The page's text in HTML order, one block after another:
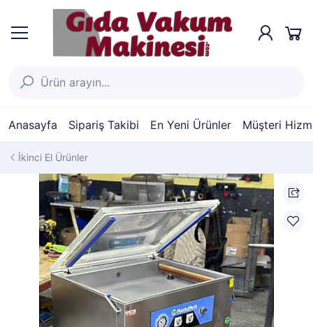
Anasayfa Sipariş Takibi En Yeni Ürünler Müşteri
İkinci El Ürünler